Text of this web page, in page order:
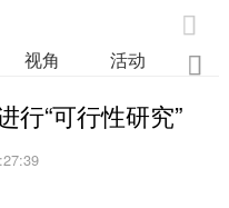

视角 活动 业

行“可行性研究”